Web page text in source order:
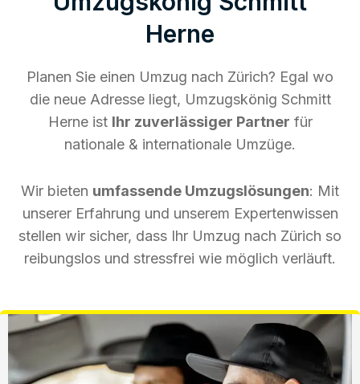
Herne
Planen Sie einen Umzug nach Zürich? Egal wo
die neue Adresse liegt, Umzugskönig Schmitt
Herne ist Ihr zuverlässiger Partner für
nationale & internationale Umzüge.
Wir bieten umfassende Umzugslösungen: Mit
unserer Erfahrung und unserem Expertenwissen
stellen wir sicher, dass Ihr Umzug nach Zürich so
reibungslos und stressfrei wie möglich verläuft.